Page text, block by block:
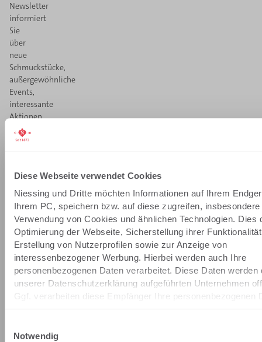
Diese Webseite verwendet Cookies
Niessing und Dritte möchten Informationen auf Ihrem
Ihrem PC, speichern bzw. auf diese zugreifen, insbesondere
Verwendung von Cookies und ähnlichen Technologien. Dies
Optimierung der Webseite, Sicherstellung ihrer
Erstellung von Nutzerprofilen sowie zur Anzeige von
interessenbezogener Werbung. Hierbei werden auch Ihre
personenbezogenen Daten verarbeitet. Diese Daten werden
unserer Datenschutzerklärung aufgeführten Unternehmen
Ggf. verarbeiten diese Empfänger Ihre personenbezogenen
Indem Sie auf "ALLE ZULASSEN" klicken, willigen Sie in die
Notwendig
Newsletter
informiert
Sie
über
neue
Schmuckstücke,
außergewöhnliche
Events,
interessante
Aktionen
und
aktuelle
Anti-Roboter-Verifizierung
Hier klicken
FriendlyCaptcha ⇗
ABSENDEN
regelmäßig